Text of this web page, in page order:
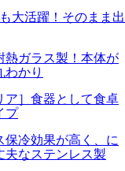
大活躍！そのまま出
熱ガラス製！本体が
わかり
］ 食器として食卓
プ
保冷効果が高く、に
夫なステンレス製